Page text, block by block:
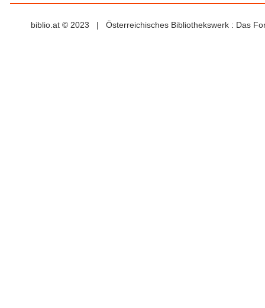
biblio.at © 2023 | Österreichisches Bibliothekswerk : Das